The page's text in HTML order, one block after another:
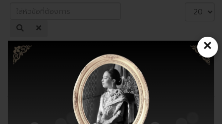
หัวข้อ
ต้องการ
แสดง
นิ้วล๊อก โครงการเสริมสร้างกระดูกแข็ง
โครงการเสริมสร้างกระดูกแข็งแรงทั่ว
×